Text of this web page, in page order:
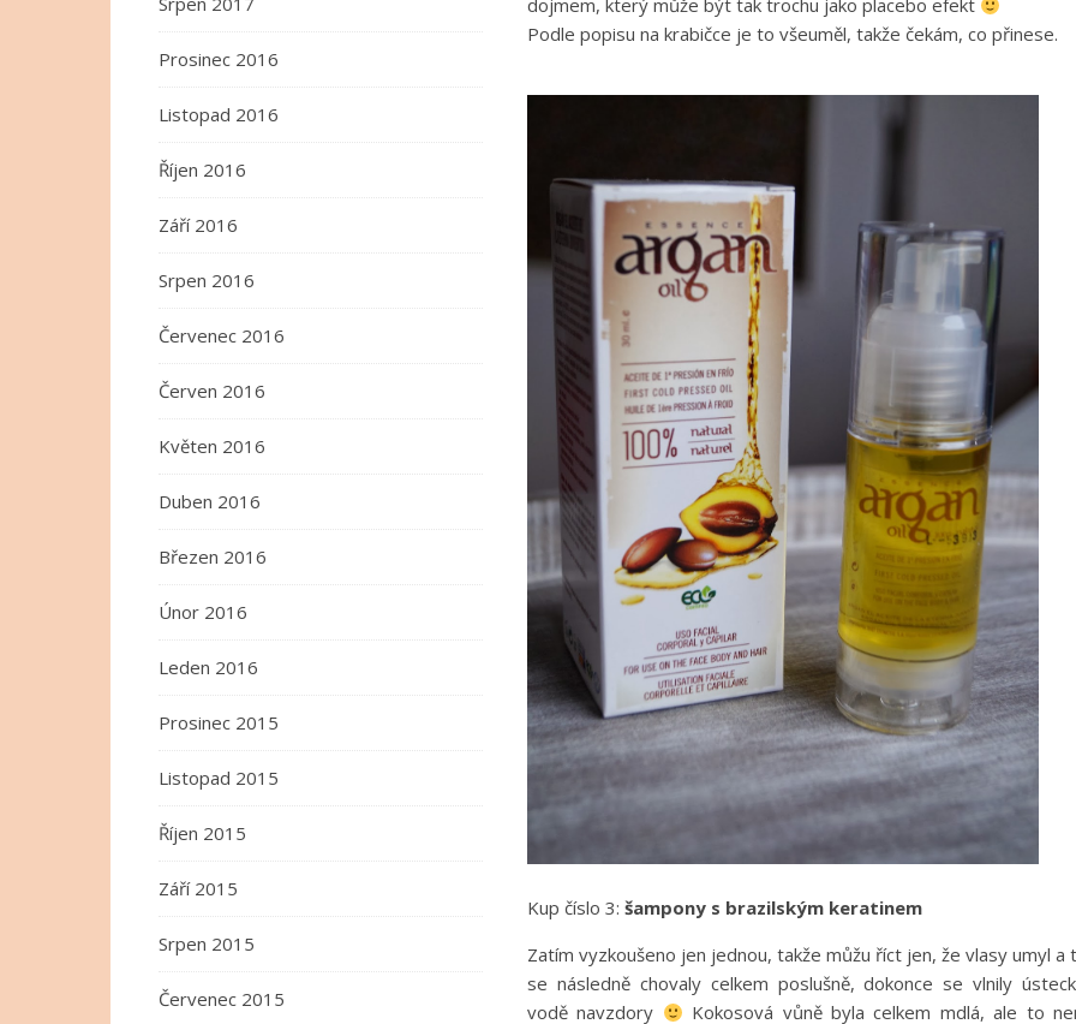
Prosinec 2016
Listopad 2016
Říjen 2016
Září 2016
Srpen 2016
Červenec 2016
Červen 2016
Květen 2016
Duben 2016
Březen 2016
Únor 2016
Leden 2016
Prosinec 2015
Listopad 2015
Říjen 2015
Září 2015
Srpen 2015
Červenec 2015
dojmem, který může být tak trochu jako placebo efekt
Podle popisu na krabičce je to všeuměl, takže čekám, co přinese.
Kup číslo 3: šampony s brazilským keratinem
Zatím vyzkoušeno jen jednou, takže můžu říct jen, že vlasy umyl a
se následně chovaly celkem poslušně, dokonce se vlnily
vodě navzdory
Kokosová vůně byla celkem mdlá, ale to